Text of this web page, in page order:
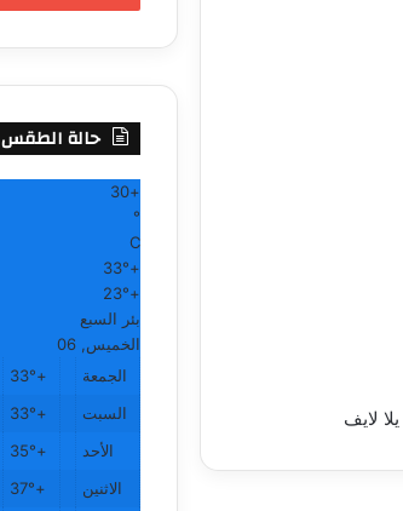
حالة الطقس
+
30
°
C
+
33°
+
23°
بئر السبع
الخميس, 06
الجمعة
+
33°
السبت
+
33°
الأحد
+
35°
الاثنين
+
37°